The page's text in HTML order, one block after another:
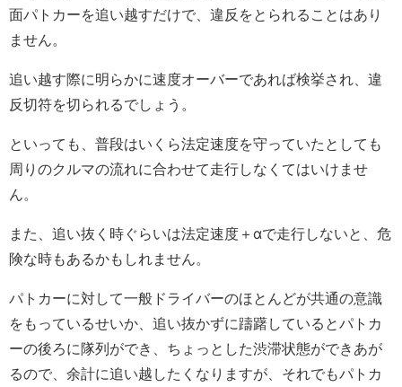
面パトカーを追い越すだけで、違反をとられることはあり
ません。
追い越す際に明らかに速度オーバーであれば検挙され、違
反切符を切られるでしょう。
といっても、普段はいくら法定速度を守っていたとしても
周りのクルマの流れに合わせて走行しなくてはいけませ
ん。
また、追い抜く時ぐらいは法定速度＋αで走行しないと、危
険な時もあるかもしれません。
パトカーに対して一般ドライバーのほとんどが共通の意識
をもっているせいか、追い抜かずに躊躇しているとパトカ
ーの後ろに隊列ができ、ちょっとした渋滞状態ができあが
るので、余計に追い越したくなりますが、それでもパトカ